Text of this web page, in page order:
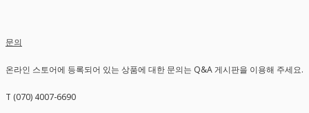
문의
온라인 스토어에 등록되어 있는 상품에 대한 문의는 Q&A 게시판을 이용해 주세요.
T (070) 4007-6690